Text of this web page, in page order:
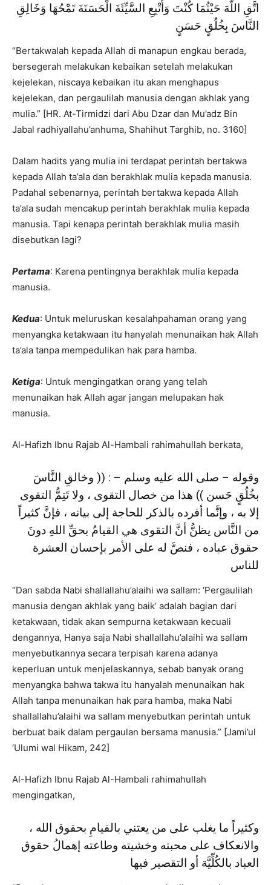
اتَّقِ اللَّهَ حَيْثُمَا كُنْتَ وَأَتْبِعِ السَّيِّئَةَ الْحَسَنَةَ تَمْحُهَا وَخَالِقِ
النَّاسَ بِخُلُقٍ حَسَنٍ
“Bertakwalah kepada Allah di manapun engkau berada,
bersegerah melakukan kebaikan setelah melakukan
kejelekan, niscaya kebaikan itu akan menghapus
kejelekan, dan pergaulilah manusia dengan akhlak yang
mulia.” [HR. At-Tirmidzi dari Abu Dzar dan Mu’adz Bin
Jabal radhiyallahu’anhuma, Shahihut Targhib, no. 3160]
Dalam hadits yang mulia ini terdapat perintah bertakwa
kepada Allah ta’ala dan berakhlak mulia kepada manusia.
Padahal sebenarnya, perintah bertakwa kepada Allah
ta’ala sudah mencakup perintah berakhlak mulia kepada
manusia. Tapi kenapa perintah berakhlak mulia masih
disebutkan lagi?
Pertama: Karena pentingnya berakhlak mulia kepada
manusia.
Kedua: Untuk meluruskan kesalahpahaman orang yang
menyangka ketakwaan itu hanyalah menunaikan hak Allah
ta’ala tanpa mempedulikan hak para hamba.
Ketiga: Untuk mengingatkan orang yang telah
menunaikan hak Allah agar jangan melupakan hak
manusia.
Al-Hafizh Ibnu Rajab Al-Hambali rahimahullah berkata,
وقوله – صلى الله عليه وسلم – : (( وخالقِ النَّاسَ
بخُلُقٍ حَسن )) هذا من خصال التقوى ، ولا تَتِمُّ التقوى
إلا به ، وإنَّما أفرده بالذكر للحاجة إلى بيانه ، فإنَّ كثيراً
من النَّاس يظنُّ أنَّ التقوى هي القيامُ بحقِّ اللهِ دونَ
حقوق عباده ، فنصَّ له على الأمر بإحسان العشرة
للناس
“Dan sabda Nabi shallallahu’alaihi wa sallam: ‘Pergaulilah
manusia dengan akhlak yang baik’ adalah bagian dari
ketakwaan, tidak akan sempurna ketakwaan kecuali
dengannya, Hanya saja Nabi shallallahu’alaihi wa sallam
menyebutkannya secara terpisah karena adanya
keperluan untuk menjelaskannya, sebab banyak orang
menyangka bahwa takwa itu hanyalah menunaikan hak
Allah tanpa menunaikan hak para hamba, maka Nabi
shallallahu’alaihi wa sallam menyebutkan perintah untuk
berbuat baik dalam pergaulan bersama manusia.” [Jami’ul
‘Ulumi wal Hikam, 242]
Al-Hafizh Ibnu Rajab Al-Hambali rahimahullah
mengingatkan,
وكثيراً ما يغلب على من يعتني بالقيامِ بحقوق الله ،
والانعكاف على محبته وخشيته وطاعته إهمالُ حقوق
العباد بالكُلِّيَّة أو التقصير فيها